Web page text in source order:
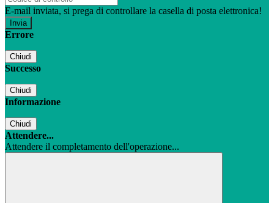
E-mail inviata, si prega di controllare la casella di posta elettronica!
Errore
Chiudi
Successo
Chiudi
Informazione
Chiudi
Attendere...
Attendere il completamento dell'operazione...